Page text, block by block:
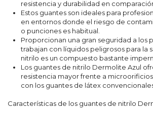
resistencia y durabilidad en
Estos guantes son ideales para
en entornos donde el riesgo de
o punciones es habitual.
Proporcionan una gran seguridad a los
trabajan con líquidos peligrosos para la
nitrilo es un compuesto bastante
Los guantes de nitrilo Dermolite Azul
resistencia mayor frente a
con los guantes de látex
Características de los guantes de nitrilo